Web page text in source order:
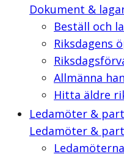
Dokument &
Beställ och
Riksdagens
Allmänna
Hitta äldre
Ledamöter &
Ledamöter &
Ledamöterna